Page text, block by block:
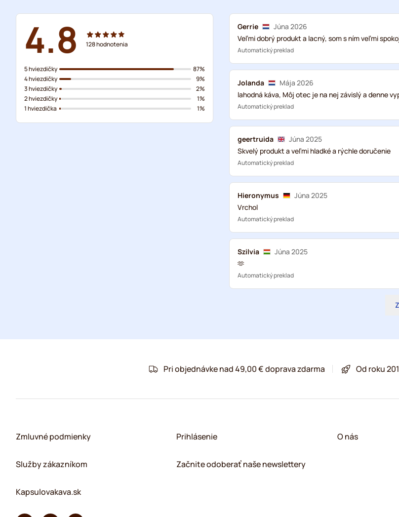
4.8 128hodnotenia
5 hviezdičky
4 hviezdičky
3 hviezdičky
2 hviezdičky
1 hviezdička
87%
9%
2%
1%
1%
Gerrie
Júna 2026
Veľmi dobrý produkt a lacný, som s ním veľmi
Automatický preklad
Jolanda
Mája 2026
lahodná káva, Môj otec je na nej závislý a denne
Automatický preklad
geertruida
Júna 2025
Skvelý produkt a veľmi hladké a rýchle doručenie
Automatický preklad
Hieronymus
Júna 2025
Vrchol
Automatický preklad
Szilvia
Júna 2025
🫶
Automatický preklad
Pri objednávke nad 49,00 € doprava zdarma Od roku
Zmluvné podmienky
Služby zákazníkom
Kapsulovakava.sk
Prihlásenie
Začnite odoberať naše newslettery
O nás